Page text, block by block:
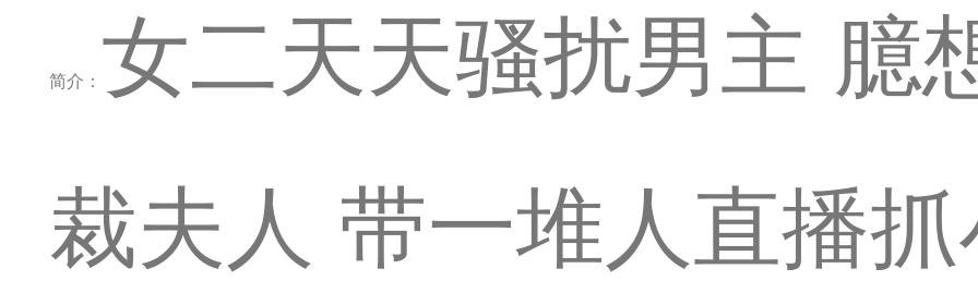
简介： 女二天天骚扰男主 臆
裁夫人 带一堆人直播